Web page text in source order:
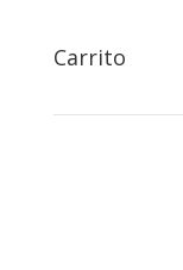
Carrito